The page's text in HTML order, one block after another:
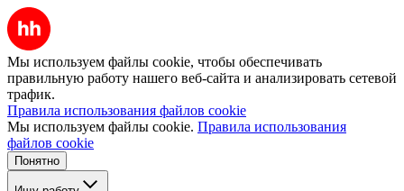
Мы используем файлы cookie, чтобы обеспечивать
правильную работу нашего веб-сайта и анализировать сетевой
трафик.
Правила использования файлов cookie
Мы используем файлы cookie. Правила использования
файлов cookie
Понятно